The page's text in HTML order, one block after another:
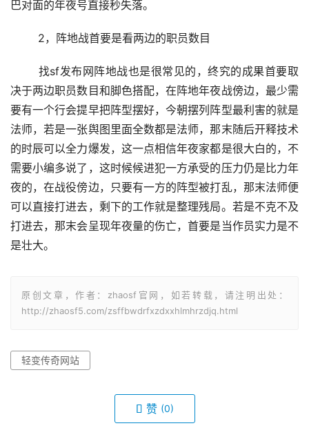
巴对面的年夜号直接秒失落。
	2，阵地战首要是看两边的职员数目
决于两边职员数目和脚色搭配，在阵地年夜战傍边，最少需
要有一个行会提早把阵型摆好，今朝摆列阵型最利害的就是
法师，若是一张舆图里面全数都是法师，那末随后开释技术
的时辰可以全力爆发，这一点相信年夜家都是很大白的，不
需要小编多说了，这时候候进犯一方承受的压力仍是比力年
夜的，在战役傍边，只要有一方的阵型被打乱，那末法师便
可以直接打进去，剩下的工作就是整理残局。若是不克不及
打进去，那末会呈现年夜量的伤亡，首要是当作员实力是不
是壮大。
原创文章，作者：zhaosf官网，如若转载，请注明出处：
http://zhaosf5.com/zsffbwdrfxzdxxhlmhrzdjq.html
轻变传奇网站
赞 (0)